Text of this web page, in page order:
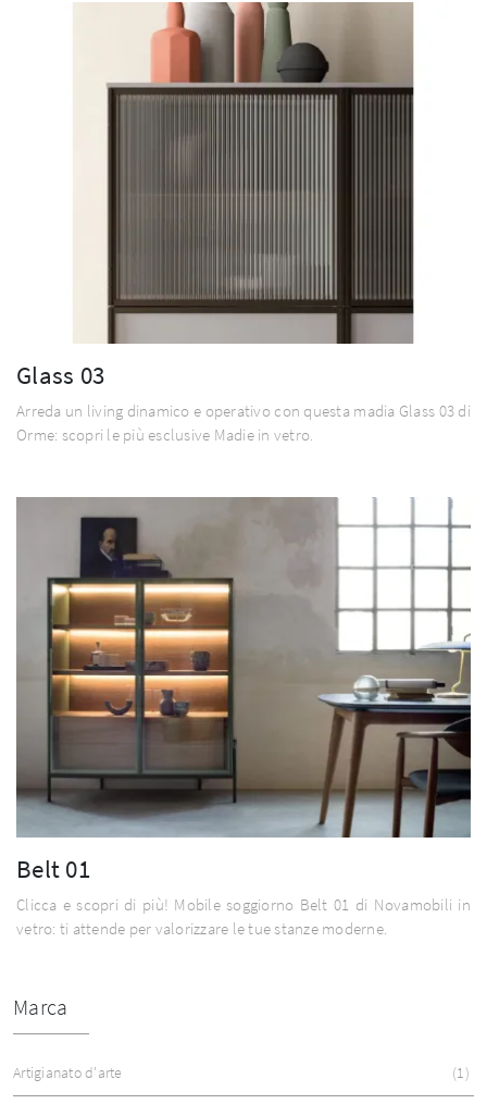
Glass 03
Arreda un living dinamico e operativo con questa madia Glass 03 di
Orme: scopri le più esclusive Madie in vetro.
Belt 01
Clicca e scopri di più! Mobile soggiorno Belt 01 di Novamobili in
vetro: ti attende per valorizzare le tue stanze moderne.
Marca
Artigianato d'arte 1